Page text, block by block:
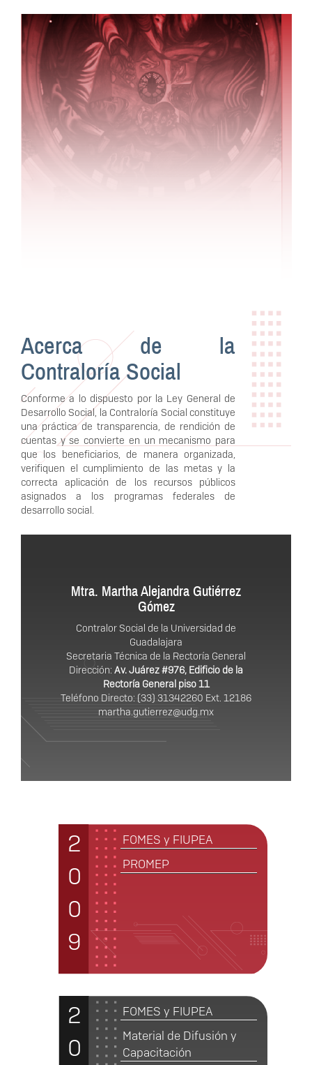
Inicio
Acerca de la
Contraloría Social
Conforme a lo dispuesto por la Ley General de
Desarrollo Social, la Contraloría Social constituye
una práctica de transparencia, de rendición de
cuentas y se convierte en un mecanismo para
que los beneficiarios, de manera organizada,
verifiquen el cumplimiento de las metas y la
correcta aplicación de los recursos públicos
asignados a los programas federales de
desarrollo social.
Mtra. Martha Alejandra Gutiérrez
Gómez
Contralor Social de la Universidad de
Guadalajara
Secretaria Técnica de la Rectoría General
Dirección: Av. Juárez #976, Edificio de la
Rectoría General piso 11
Teléfono Directo: (33) 31342260 Ext. 12186
martha.gutierrez@udg.mx
2
0
0
9
FOMES y FIUPEA
PROMEP
2
0
FOMES y FIUPEA
Material de Difusión y
Capacitación